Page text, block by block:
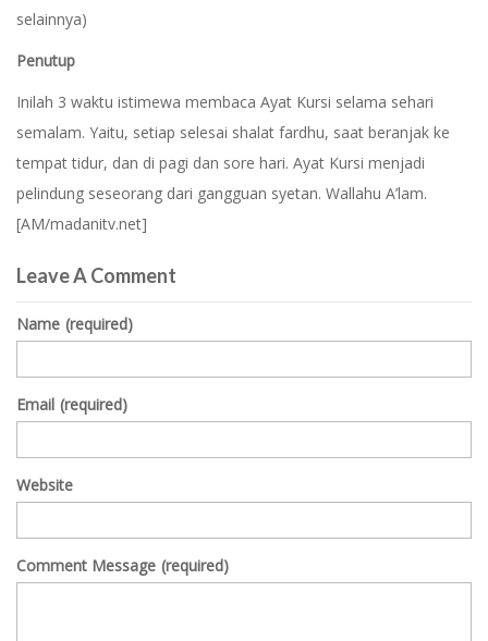
selainnya)
Penutup
Inilah 3 waktu istimewa membaca Ayat Kursi selama sehari
semalam. Yaitu, setiap selesai shalat fardhu, saat beranjak ke
tempat tidur, dan di pagi dan sore hari. Ayat Kursi menjadi
pelindung seseorang dari gangguan syetan. Wallahu A’lam.
[AM/madanitv.net]
Leave A Comment
Name (required)
Email (required)
Website
Comment Message (required)